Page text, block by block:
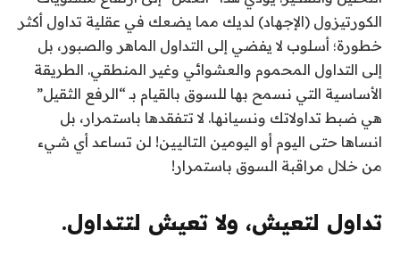
الكورتيزول (الإجهاد) لديك مما يضعك في عقلية تداول أكثر
خطورة؛ أسلوب لا يفضي إلى التداول الماهر والصبور، بل
إلى التداول المحموم والعشوائي وغير المنطقي. الطريقة
الأساسية التي نسمح بها للسوق بالقيام بـ “الرفع الثقيل”
هي ضبط تداولاتك ونسيانها. لا تتفقدها باستمرار، بل
انساها حتى اليوم أو اليومين التاليين! لن تساعد أي شيء
من خلال مراقبة السوق باستمرار!
تداول لتعيش، ولا تعيش لتتداول.